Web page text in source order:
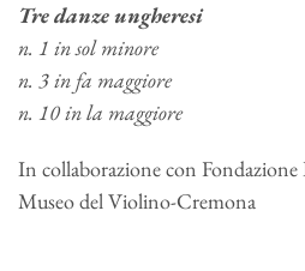
Tre danze ungheresi
n. 1 in sol minore
n. 3 in fa maggiore
n. 10 in la maggiore
In collaborazione con
Museo del Violino-Cremona